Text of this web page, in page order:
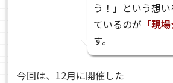
う！」という想
ているのが 「現
す。
今回は、12月に開催した